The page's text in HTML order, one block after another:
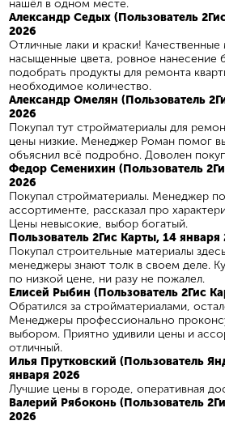
нашёл в одном месте.
​Александр Седых (Пользователь
2026
Отличные лаки и краски! Качественные
насыщенные цвета, ровное нанесение
подобрать продукты для ремонта
необходимое количество.
Александр Омелян (Пользователь
2026
Покупал тут стройматериалы для
цены низкие. Менеджер Роман помог
объяснил всё подробно. Доволен
Федор Семенихин (Пользователь
2026
Покупал стройматериалы. Менеджер
ассортименте, рассказал про
Цены невысокие, выбор богатый.
Пользователь 2Гис Карты, 14 января
Покупал строительные материалы
менеджеры знают толк в своем деле.
по низкой цене, ни разу не пожалел.
Елисей Рыбин (Пользователь 2Гис
Обратился за стройматериалами,
Менеджеры профессионально
выбором. Приятно удивили цены и
отличный.
Илья Прутковский (Пользователь
января 2026
Лучшие цены в городе, оперативная
Валерий Рябоконь (Пользователь
2026